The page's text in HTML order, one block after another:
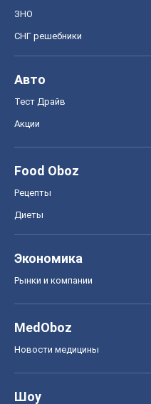
ЗНО
СНГ решебники
Авто
Тест Драйв
Акции
Food Oboz
Рецепты
Диеты
Экономика
Рынки и компании
MedOboz
Новости медицины
Шоу